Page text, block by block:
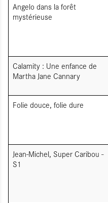
Angelo dans la forêt
mystérieuse
Calamity : Une enfance de
Martha Jane Cannary
Folie douce, folie dure
Jean-Michel, Super Caribou -
S1